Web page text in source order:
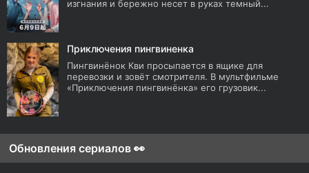
изгнания и бережно несет в руках темный...
Приключения пингвиненка
Пингвинёнок Кви просыпается в ящике для
перевозки и зовёт смотрителя. В мультфильме
«Приключения пингвинёнка» его грузовик...
Обновления сериалов 👀